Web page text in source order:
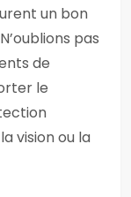
un bon
pas
de
le
vision ou la